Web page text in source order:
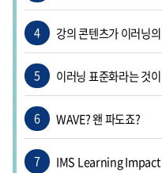
4 강의 콘텐츠가 이러닝
5 이러닝 표준화라는 것
6 WAVE? 왠 파도죠?
7 IMS Learning Impact